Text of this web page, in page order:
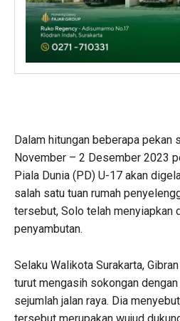
Dalam hitungan beberapa pekan
November – 2 Desember 2023
Piala Dunia (PD) U-17 akan
salah satu tuan rumah
tersebut, Solo telah menyiapkan
penyambutan.
Selaku Walikota Surakarta,
turut mengasih sokongan
sejumlah jalan raya. Dia